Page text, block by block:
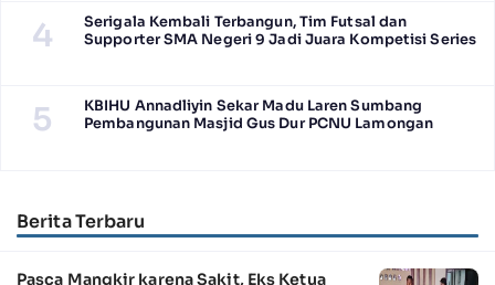
4
Serigala Kembali Terbangun, Tim Futsal dan
Supporter SMA Negeri 9 Jadi Juara Kompetisi Series
5
KBIHU Annadliyin Sekar Madu Laren Sumbang
Pembangunan Masjid Gus Dur PCNU Lamongan
Berita Terbaru
Pasca Mangkir karena Sakit, Eks Ketua